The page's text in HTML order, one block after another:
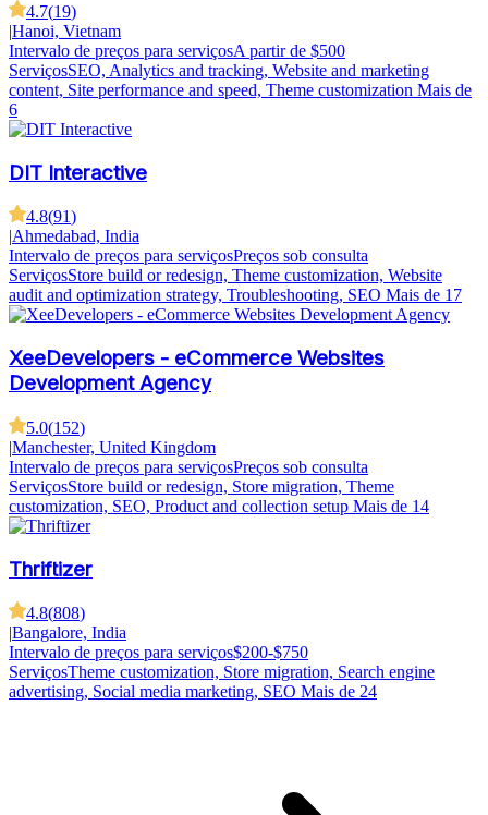
4.7(19)
|Hanoi, Vietnam
Intervalo de preços para serviçosA partir de $500
ServiçosSEO, Analytics and tracking, Website and marketing
content, Site performance and speed, Theme customization Mais de
6
DIT Interactive
4.8(91)
|Ahmedabad, India
Intervalo de preços para serviçosPreços sob consulta
ServiçosStore build or redesign, Theme customization, Website
audit and optimization strategy, Troubleshooting, SEO Mais de 17
XeeDevelopers - eCommerce Websites
Development Agency
5.0(152)
|Manchester, United Kingdom
Intervalo de preços para serviçosPreços sob consulta
ServiçosStore build or redesign, Store migration, Theme
customization, SEO, Product and collection setup Mais de 14
Thriftizer
4.8(808)
|Bangalore, India
Intervalo de preços para serviços$200-$750
ServiçosTheme customization, Store migration, Search engine
advertising, Social media marketing, SEO Mais de 24